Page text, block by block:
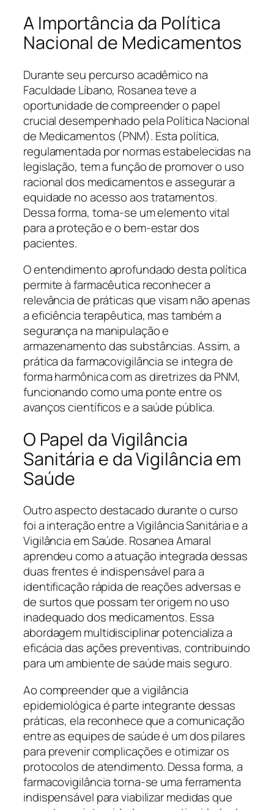
A Importância da Política
Nacional de Medicamentos
Durante seu percurso acadêmico na
Faculdade Líbano, Rosanea teve a
oportunidade de compreender o papel
crucial desempenhado pela Política Nacional
de Medicamentos (PNM). Esta política,
regulamentada por normas estabelecidas na
legislação, tem a função de promover o uso
racional dos medicamentos e assegurar a
equidade no acesso aos tratamentos.
Dessa forma, torna-se um elemento vital
para a proteção e o bem-estar dos
pacientes.
O entendimento aprofundado desta política
permite à farmacêutica reconhecer a
relevância de práticas que visam não apenas
a eficiência terapêutica, mas também a
segurança na manipulação e
armazenamento das substâncias. Assim, a
prática da farmacovigilância se integra de
forma harmônica com as diretrizes da PNM,
funcionando como uma ponte entre os
avanços científicos e a saúde pública.
O Papel da Vigilância
Sanitária e da Vigilância em
Saúde
Outro aspecto destacado durante o curso
foi a interação entre a Vigilância Sanitária e a
Vigilância em Saúde. Rosanea Amaral
aprendeu como a atuação integrada dessas
duas frentes é indispensável para a
identificação rápida de reações adversas e
de surtos que possam ter origem no uso
inadequado dos medicamentos. Essa
abordagem multidisciplinar potencializa a
eficácia das ações preventivas, contribuindo
para um ambiente de saúde mais seguro.
Ao compreender que a vigilância
epidemiológica é parte integrante dessas
práticas, ela reconhece que a comunicação
entre as equipes de saúde é um dos pilares
para prevenir complicações e otimizar os
protocolos de atendimento. Dessa forma, a
farmacovigilância torna-se uma ferramenta
indispensável para viabilizar medidas que